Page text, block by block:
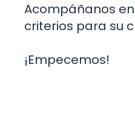
Acompáñanos
criterios para su
¡Empecemos!